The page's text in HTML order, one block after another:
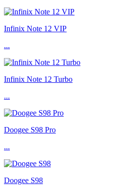
Infinix Note 12 VIP
...
Infinix Note 12 Turbo
...
Doogee S98 Pro
...
Doogee S98